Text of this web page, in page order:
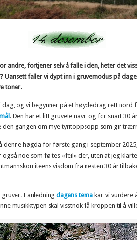
andre, fortjener selv å falle i den, heter det
Uansett faller vi dypt inn i gruvemodus på
toner.
dag, og vi begynner på et høydedrag rett nord
. Den har et litt gruvete navn og for snart 30
den gangen om mye tyritoppsopp som gir
denne høgda for første gang i september
også noe som føltes «feil» der, uten at jeg
visdom fra nesten 30 år
gruver. I anledning dagens tema kan vi vurdere
musikktypen skal visstnok få kroppen til å